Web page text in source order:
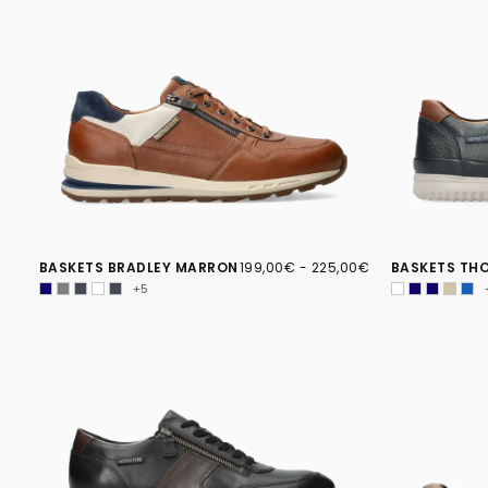
BASKETS BRADLEY MARRON199,00€
PRIX
199,00€ - PRIX
225,00€
+5
BASKETS